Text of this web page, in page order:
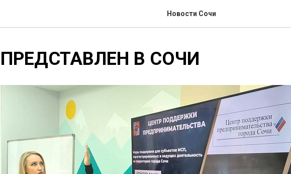
Новости Сочи
ПРЕДСТАВЛЕН В СОЧИ